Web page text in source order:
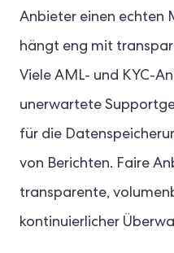
Anbieter einen echten
hängt eng mit
Viele AML- und KYC-
unerwartete
für die
von Berichten. Faire
transparente,
kontinuierlicher